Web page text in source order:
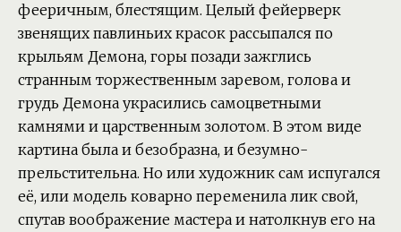
фееричным, блестящим. Целый фейерверк
звенящих павлиньих красок рассыпался по
крыльям Демона, горы позади зажглись
странным торжественным заревом, голова и
грудь Демона украсились самоцветными
камнями и царственным золотом. В этом виде
картина была и безобразна, и безумно-
прельстительна. Но или художник сам испугался
её, или модель коварно переменила лик свой,
спутав воображение мастера и натолкнув его на